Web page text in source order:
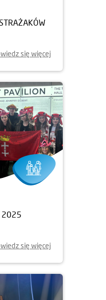
się więcej
2025
się więcej